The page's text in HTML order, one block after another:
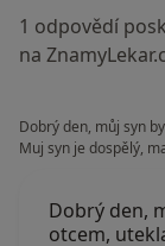
1 odpovědí
na
Dobrý den, můj syn
Muj syn je dospělý,
Dobrý den,
otcem,